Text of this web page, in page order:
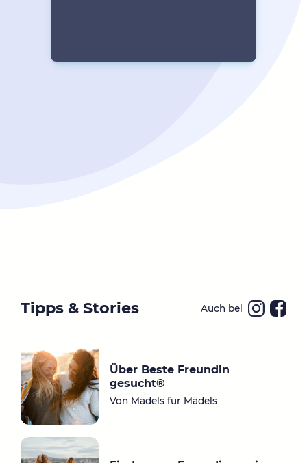
Tipps & Stories Auch bei
Über Beste Freundin
gesucht®
Von Mädels für Mädels